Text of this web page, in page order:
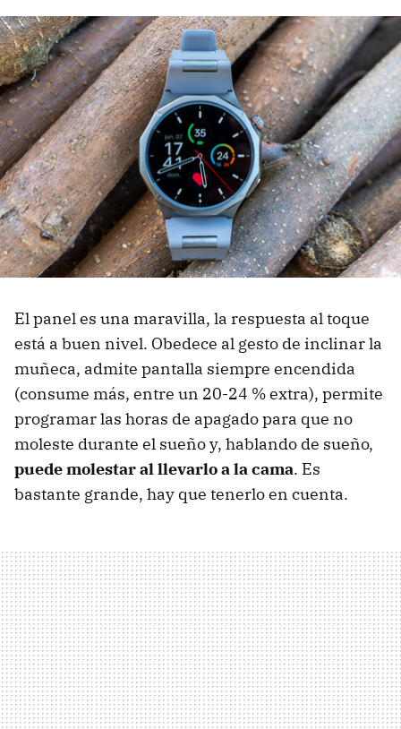
El panel es una maravilla, la respuesta al toque
está a buen nivel. Obedece al gesto de inclinar la
muñeca, admite pantalla siempre encendida
(consume más, entre un 20-24 % extra), permite
programar las horas de apagado para que no
moleste durante el sueño y, hablando de sueño,
puede molestar al llevarlo a la cama. Es
bastante grande, hay que tenerlo en cuenta.